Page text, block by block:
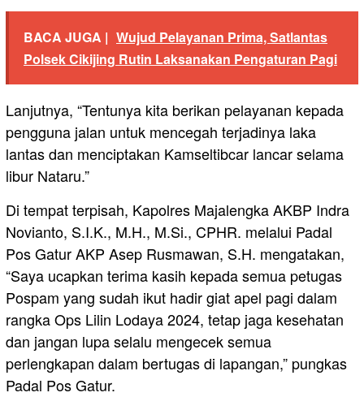
BACA JUGA | Wujud Pelayanan Prima, Satlantas
Polsek Cikijing Rutin Laksanakan Pengaturan Pagi
Lanjutnya, “Tentunya kita berikan pelayanan kepada
pengguna jalan untuk mencegah terjadinya laka
lantas dan menciptakan Kamseltibcar lancar selama
libur Nataru.”
Di tempat terpisah, Kapolres Majalengka AKBP Indra
Novianto, S.I.K., M.H., M.Si., CPHR. melalui Padal
Pos Gatur AKP Asep Rusmawan, S.H. mengatakan,
“Saya ucapkan terima kasih kepada semua petugas
Pospam yang sudah ikut hadir giat apel pagi dalam
rangka Ops Lilin Lodaya 2024, tetap jaga kesehatan
dan jangan lupa selalu mengecek semua
perlengkapan dalam bertugas di lapangan,” pungkas
Padal Pos Gatur.